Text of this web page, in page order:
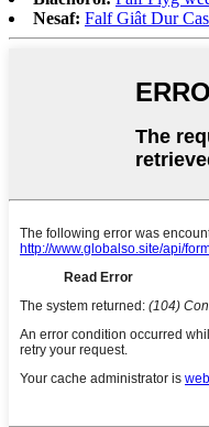
Nesaf: Falf Giât Dur